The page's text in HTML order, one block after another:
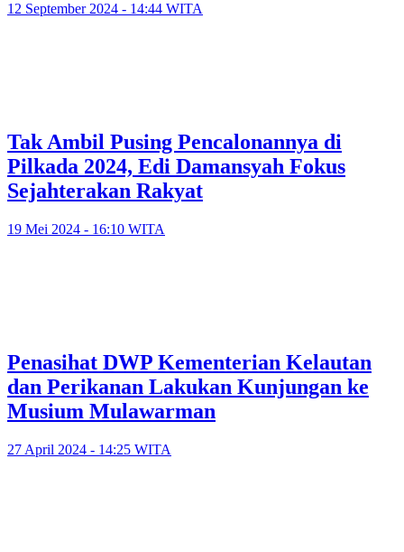
12 September 2024 - 14:44 WITA
Tak Ambil Pusing Pencalonannya di
Pilkada 2024, Edi Damansyah Fokus
Sejahterakan Rakyat
19 Mei 2024 - 16:10 WITA
Penasihat DWP Kementerian Kelautan
dan Perikanan Lakukan Kunjungan ke
Musium Mulawarman
27 April 2024 - 14:25 WITA